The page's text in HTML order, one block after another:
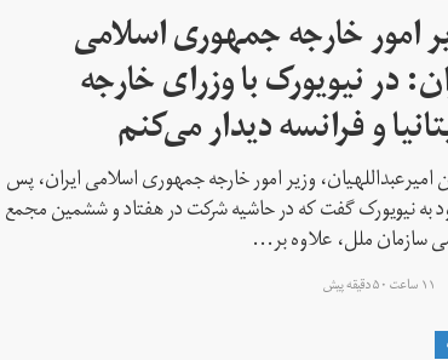
امور خارجه جمهوری اسلامی
در نیویورک با وزرای خارجه
و فرانسه دیدار می‌کنم
وزیر امور خارجه جمهوری اسلامی ایران، پس
به نیویورک گفت که در حاشیه شرکت در هفتاد و ششمین مجمع
سازمان ملل، علاوه بر...
۱۱ ساعت ۵۰ دقیقه پیش